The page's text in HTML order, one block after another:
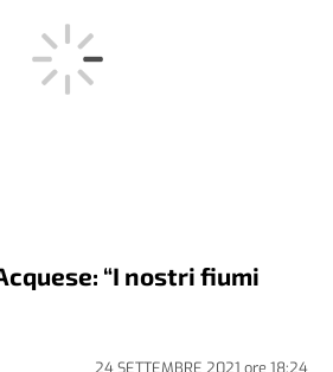
“I nostri fiumi